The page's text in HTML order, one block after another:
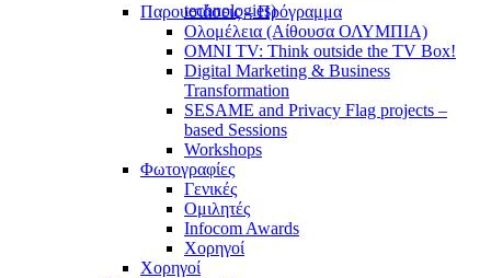
technologies)
Παρουσιάσεις – Πρόγραμμα
Ολομέλεια (Αίθουσα ΟΛΥΜΠΙΑ)
OMNI TV: Think outside the TV Box!
Digital Marketing & Business
Transformation
SESAME and Privacy Flag projects –
based Sessions
Workshops
Φωτογραφίες
Γενικές
Ομιλητές
Infocom Awards
Χορηγοί
Χορηγοί